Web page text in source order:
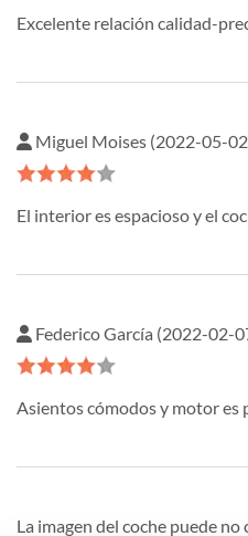
Excelente relación calidad-
Miguel Moises (2022-05-
El interior es espacioso y el
Federico García (2022-02-
Asientos cómodos y motor es
La imagen del coche puede